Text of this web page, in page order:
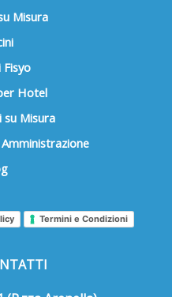
Misura
Fisyo
Hotel
su Misura
Termini e Condizioni